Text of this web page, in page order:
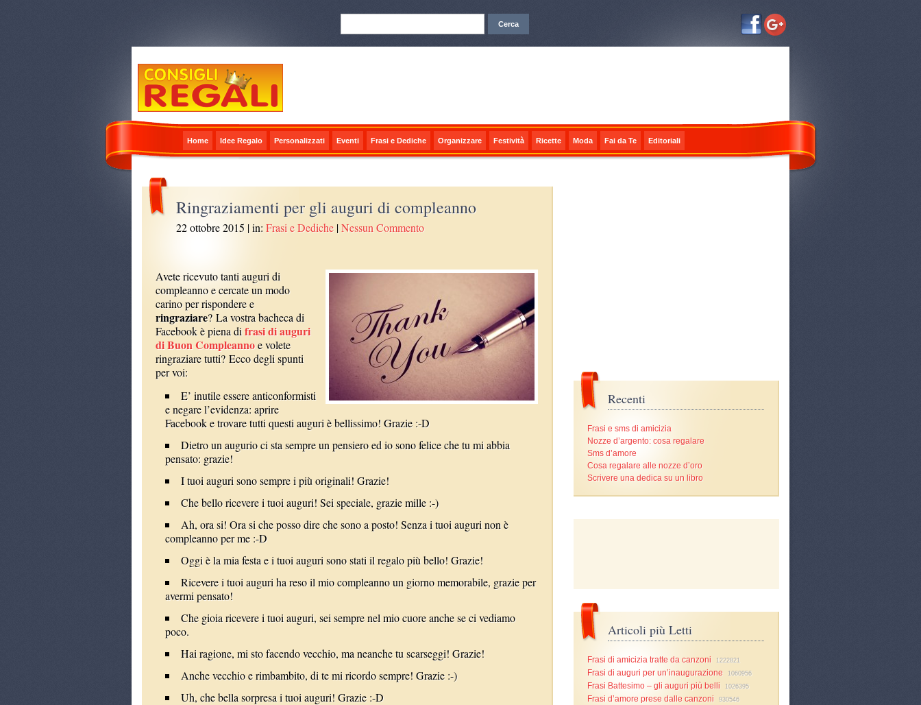
Home Idee Regalo Personalizzati Eventi Frasi e Dediche Organizzare Festività Ricette Moda Fai da Te Editoriali
Ringraziamenti per gli auguri di compleanno
22 ottobre 2015 | in:Frasi e Dediche |Nessun Commento
Avete ricevuto tanti auguri di
compleanno e cercate un modo
carino per rispondere e
ringraziare? La vostra bacheca di
Facebook è piena difrasi di auguri
di Buon Compleannoe volete
ringraziare tutti? Ecco degli spunti
per voi:
E’ inutile essere anticonformisti
e negare l’evidenza: aprire
Facebook e trovare tutti questi auguri è bellissimo! Grazie :-D
Dietro un augurio ci sta sempre un pensiero ed io sono felice che tu mi abbia
pensato: grazie!
I tuoi auguri sono sempre i più originali! Grazie!
Che bello ricevere i tuoi auguri! Sei speciale, grazie mille :-)
Ah, ora si! Ora si che posso dire che sono a posto! Senza i tuoi auguri non è
compleanno per me :-D
Oggi è la mia festa e i tuoi auguri sono stati il regalo più bello! Grazie!
Ricevere i tuoi auguri ha reso il mio compleanno un giorno memorabile, grazie per
avermi pensato!
Che gioia ricevere i tuoi auguri, sei sempre nel mio cuore anche se ci vediamo
poco.
Hai ragione, mi sto facendo vecchio, ma neanche tu scarseggi! Grazie!
Anche vecchio e rimbambito, di te mi ricordo sempre! Grazie :-)
Uh, che bella sorpresa i tuoi auguri! Grazie :-D
Recenti
Frasi e sms di amicizia
Nozze d’argento: cosa regalare
Sms d’amore
Cosa regalare alle nozze d’oro
Scrivere una dedica su un libro
Articoli più Letti
Frasi di amicizia tratte da canzoni 1222821
Frasi di auguri per un’inaugurazione 1060956
Frasi Battesimo – gli auguri più belli 1026395
Frasi d’amore prese dalle canzoni 930546